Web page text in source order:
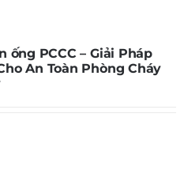
ống PCCC – Giải Pháp
An Toàn Phòng Cháy